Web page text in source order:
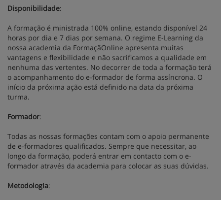
Disponibilidade:
A formação é ministrada 100% online, estando disponível 24
horas por dia e 7 dias por semana. O regime E-Learning da
nossa academia da FormaçãOnline apresenta muitas
vantagens e flexibilidade e não sacrificamos a qualidade em
nenhuma das vertentes. No decorrer de toda a formação terá
o acompanhamento do e-formador de forma assíncrona. O
início da próxima ação está definido na data da próxima
turma.
Formador:
Todas as nossas formações contam com o apoio permanente
de e-formadores qualificados. Sempre que necessitar, ao
longo da formação, poderá entrar em contacto com o e-
formador através da academia para colocar as suas dúvidas.
Metodologia: